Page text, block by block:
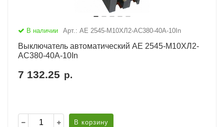
В наличии Арт.: АЕ 2545-М10ХЛ2-AC380-40А-10In
Выключатель автоматический АЕ 2545-М10ХЛ2-
AC380-40А-10In
7 132.25 р.
В корзину